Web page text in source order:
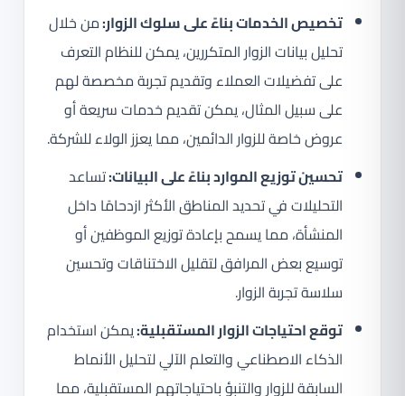
تخصيص الخدمات بناءً على سلوك الزوار:من خلال
تحليل بيانات الزوار المتكررين، يمكن للنظام التعرف
على تفضيلات العملاء وتقديم تجربة مخصصة لهم
على سبيل المثال، يمكن تقديم خدمات سريعة أو
عروض خاصة للزوار الدائمين، مما يعزز الولاء للشركة.
تحسين توزيع الموارد بناءً على البيانات:تساعد
التحليلات في تحديد المناطق الأكثر ازدحامًا داخل
المنشأة، مما يسمح بإعادة توزيع الموظفين أو
توسيع بعض المرافق لتقليل الاختناقات وتحسين
سلاسة تجربة الزوار.
توقع احتياجات الزوار المستقبلية:يمكن استخدام
الذكاء الاصطناعي والتعلم الآلي لتحليل الأنماط
السابقة للزوار والتنبؤ باحتياجاتهم المستقبلية، مما